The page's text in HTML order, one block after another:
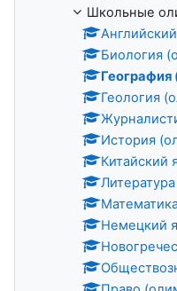
Школьные
Биология
Геология
История
Китайский
Немецкий